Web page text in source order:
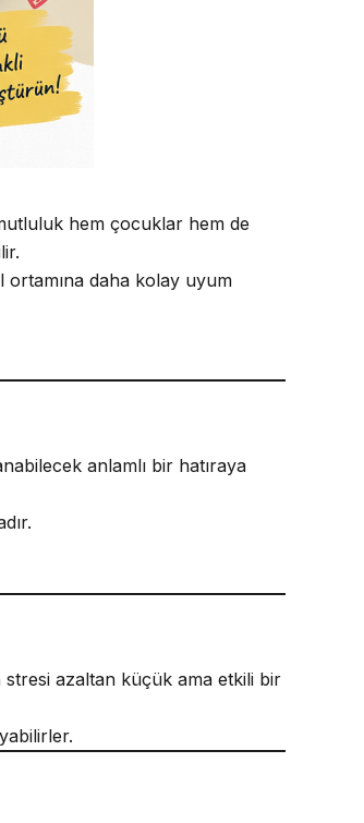
hem çocuklar hem de
ortamına daha kolay uyum
anlamlı bir hatıraya
stresi azaltan küçük ama etkili bir